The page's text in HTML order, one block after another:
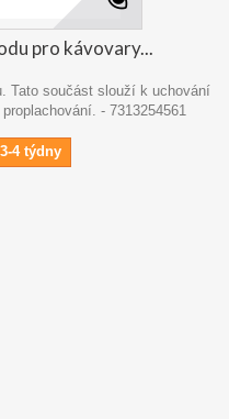
pro kávovary...
Tato součást slouží k uchování
- 7313254561
4 týdny